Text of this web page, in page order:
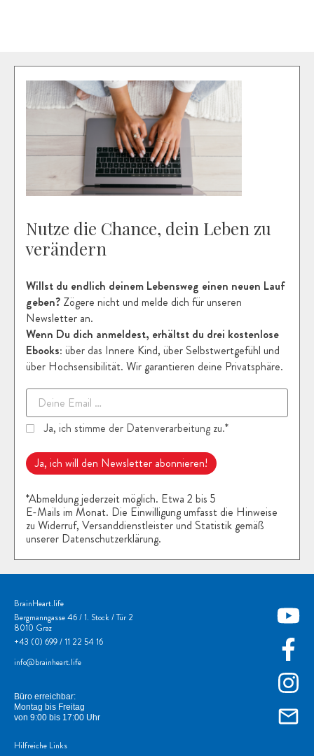
Nutze die Chance, dein Leben zu
verändern
Willst du endlich deinem Lebensweg einen neuen Lauf
geben? Zögere nicht und melde dich für unseren
Newsletter an.
Wenn Du dich anmeldest, erhältst du drei kostenlose
Ebooks: über das Innere Kind, über Selbstwertgefühl und
über Hochsensibilität. Wir garantieren deine Privatsphäre.
Ja, ich stimme der Datenverarbeitung zu.*
Ja, ich will den Newsletter abonnieren!
*Abmeldung jederzeit möglich. Etwa 2 bis 5
E-Mails im Monat. Die Einwilligung umfasst die Hinweise
zu Widerruf, Versanddienstleister und Statistik gemäß
unserer Datenschutzerklärung.
BrainHeart.life
Bergmanngasse 46 / 1. Stock / Tür 2
8010 Graz
+43 (0) 699 / 11 22 54 16
info@brainheart.life
Büro erreichbar:
Montag bis Freitag
von 9:00 bis 17:00 Uhr
Hilfreiche Links